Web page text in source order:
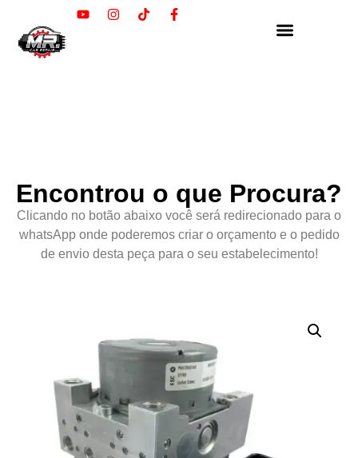
Encontrou o que Procura?
Clicando no botão abaixo você será redirecionado para o
whatsApp onde poderemos criar o orçamento e o pedido
de envio desta peça para o seu estabelecimento!